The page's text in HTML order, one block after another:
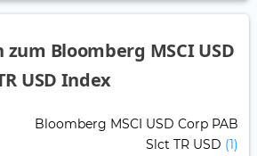
Bloomberg MSCI USD
USD Index
Bloomberg MSCI USD Corp PAB
Slct TR USD (1)